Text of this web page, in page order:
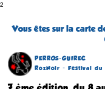
²
Vous êtes sur la carte
PERROS-GUIREC
RozNoir - Festival du